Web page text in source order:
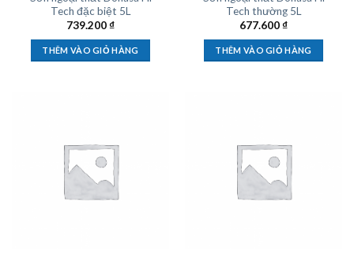
Tech đặc biệt 5L
739.200₫
THÊM VÀO GIỎ HÀNG
Tech thường 5L
677.600₫
THÊM VÀO GIỎ HÀNG